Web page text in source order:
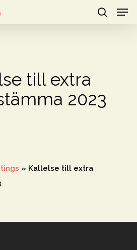
till extra
2023
» Kallelse till extra